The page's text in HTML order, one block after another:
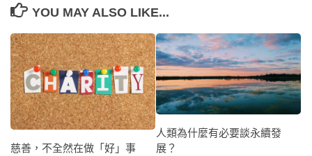
YOU MAY ALSO LIKE...
慈善，不全然在做「好」事
人類為什麼有必要談永續發
展？